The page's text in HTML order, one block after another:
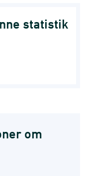
statistik
om